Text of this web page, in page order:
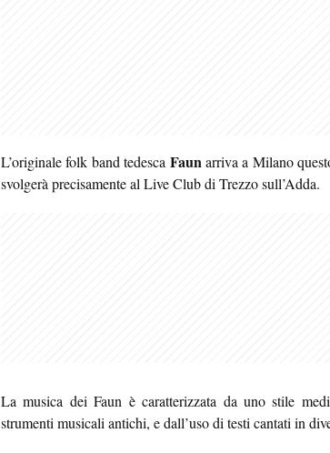
L’originale folk band tedesca Faunarriva a Milano
svolgerà precisamente al Live Club di Trezzo sull’Adda.
La musica dei Faun è caratterizzata da uno stile
strumenti musicali antichi, e dall’uso di testi cantati in